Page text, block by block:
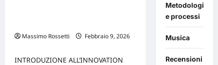
Massimo Rossetti
Febbraio 9, 2026
INTRODUZIONE ALL’INNOVATION
Metodologie
e processi
Musica
Recensioni